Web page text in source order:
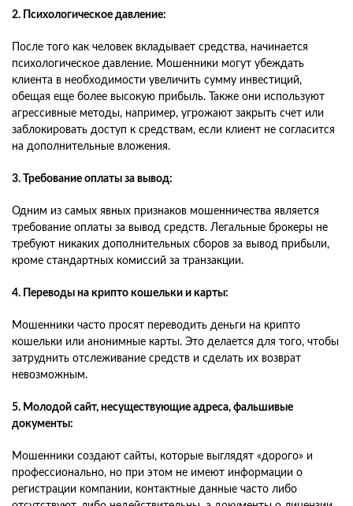
2. Психологическое давление:
После того как человек вкладывает средства, начинается
психологическое давление. Мошенники могут убеждать
клиента в необходимости увеличить сумму инвестиций,
обещая еще более высокую прибыль. Также они используют
агрессивные методы, например, угрожают закрыть счет или
заблокировать доступ к средствам, если клиент не согласится
на дополнительные вложения.
3. Требование оплаты за вывод:
Одним из самых явных признаков мошенничества является
требование оплаты за вывод средств. Легальные брокеры не
требуют никаких дополнительных сборов за вывод прибыли,
кроме стандартных комиссий за транзакции.
4. Переводы на крипто кошельки и карты:
Мошенники часто просят переводить деньги на крипто
кошельки или анонимные карты. Это делается для того, чтобы
затруднить отслеживание средств и сделать их возврат
невозможным.
5. Молодой сайт, несуществующие адреса, фальшивые
документы:
Мошенники создают сайты, которые выглядят «дорого» и
профессионально, но при этом не имеют информации о
регистрации компании, контактные данные часто либо